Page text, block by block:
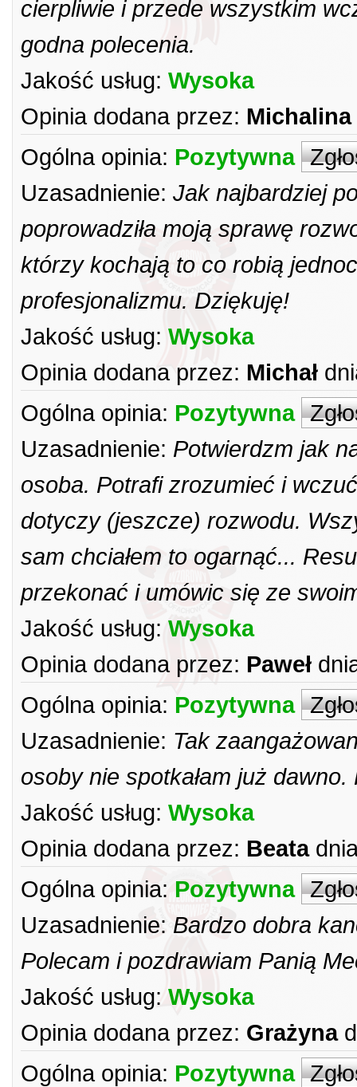
cierpliwie i przede wszystkim
godna polecenia.
Jakość usług: Wysoka
Opinia dodana przez: Michalina
Ogólna opinia: Pozytywna
Uzasadnienie: Jak najbardziej
poprowadziła moją sprawę
którzy kochają to co robią
profesjonalizmu. Dziękuję!
Jakość usług: Wysoka
Opinia dodana przez: Michał
Ogólna opinia: Pozytywna
Uzasadnienie: Potwierdzm jak
osoba. Potrafi zrozumieć i
dotyczy (jeszcze) rozwodu.
sam chciałem to ogarnąć...
przekonać i umówic się ze
Jakość usług: Wysoka
Opinia dodana przez: Paweł
Ogólna opinia: Pozytywna
Uzasadnienie: Tak
osoby nie spotkałam już
Jakość usług: Wysoka
Opinia dodana przez: Beata
Ogólna opinia: Pozytywna
Uzasadnienie: Bardzo dobra
Polecam i pozdrawiam Panią
Jakość usług: Wysoka
Opinia dodana przez: Grażyna
Ogólna opinia: Pozytywna